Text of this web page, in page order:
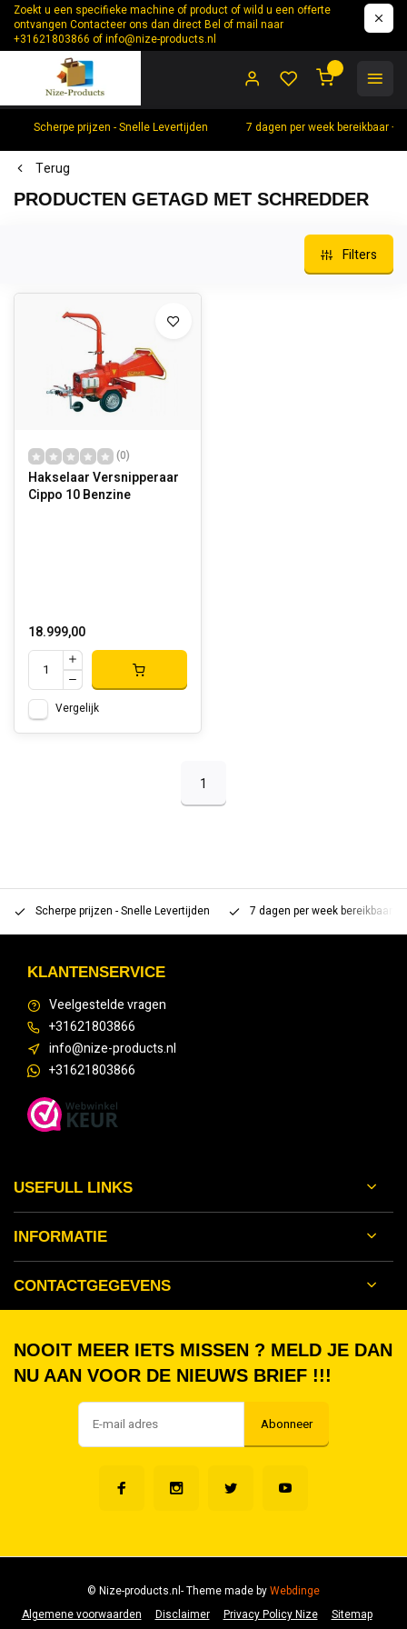
Zoekt u een specifieke machine of product of wild u een offerte
ontvangen Contacteer ons dan direct Bel of mail naar
+31621803866 ofinfo@nize-products.nl
Scherpe prijzen - Snelle Levertijden 7 dagen per week bereikbaar
Terug
PRODUCTEN GETAGD MET SCHREDDER
Filters
(0)
Hakselaar Versnipperaar
Cippo 10 Benzine
18.999,00
Vergelijk
1
Scherpe prijzen - Snelle Levertijden 7 dagen per week bereikbaar
KLANTENSERVICE
Veelgestelde vragen
+31621803866
info@nize-products.nl
+31621803866
USEFULL LINKS
INFORMATIE
CONTACTGEGEVENS
NOOIT MEER IETS MISSEN ? MELD JE DAN
NU AAN VOOR DE NIEUWS BRIEF !!!
Abonneer
Algemene voorwaarden Disclaimer Privacy Policy Nize Sitemap
© Nize-products.nl- Theme made byWebdinge